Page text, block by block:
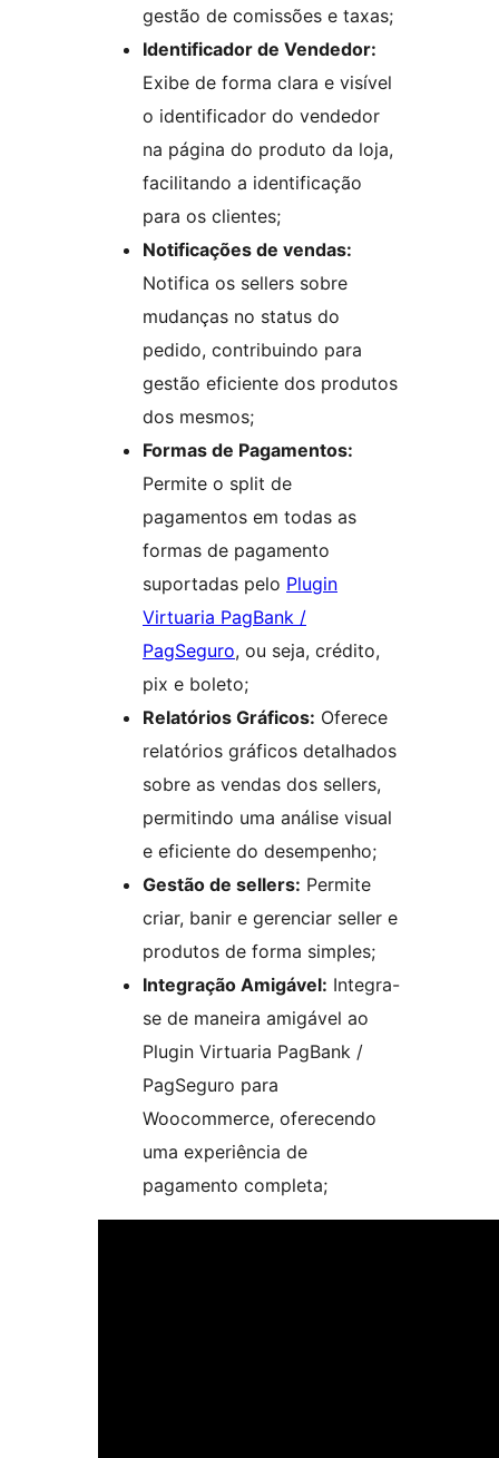
gestão de comissões e taxas;
Identificador de Vendedor:
Exibe de forma clara e visível
o identificador do vendedor
na página do produto da loja,
facilitando a identificação
para os clientes;
Notificações de vendas:
Notifica os sellers sobre
mudanças no status do
pedido, contribuindo para
gestão eficiente dos produtos
dos mesmos;
Formas de Pagamentos:
Permite o split de
pagamentos em todas as
formas de pagamento
suportadas pelo Plugin
Virtuaria PagBank /
PagSeguro, ou seja, crédito,
pix e boleto;
Relatórios Gráficos: Oferece
relatórios gráficos detalhados
sobre as vendas dos sellers,
permitindo uma análise visual
e eficiente do desempenho;
Gestão de sellers: Permite
criar, banir e gerenciar seller e
produtos de forma simples;
Integração Amigável: Integra-
se de maneira amigável ao
Plugin Virtuaria PagBank /
PagSeguro para
Woocommerce, oferecendo
uma experiência de
pagamento completa;